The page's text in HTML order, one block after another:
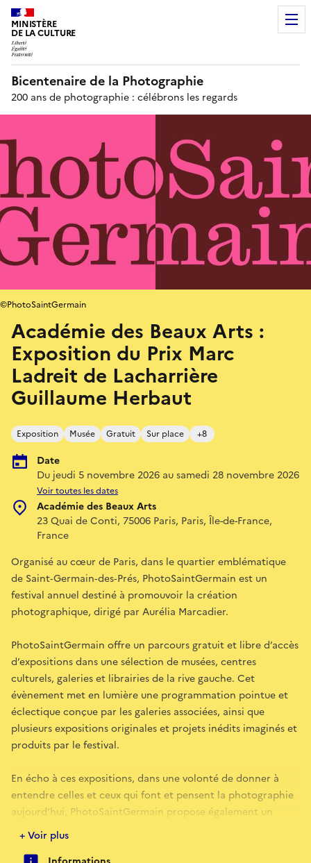
MINISTÈRE
DE LA CULTURE
Bicentenaire de la Photographie
200 ans de photographie : célébrons les regards
Académie des Beaux Arts :
Exposition du Prix Marc
Ladreit de Lacharrière
Guillaume Herbaut
Exposition Musée Gratuit Sur place +8
Date
Du jeudi 5 novembre 2026 au samedi 28 novembre 2026
Voir toutes les dates
Académie des Beaux Arts
23 Quai de Conti, 75006 Paris, Paris, Île-de-France,
France
©PhotoSaintGermain
Organisé au cœur de Paris, dans le quartier emblématique
de Saint‐Germain‐des‐Prés, PhotoSaintGermain est un
festival annuel destiné à promouvoir la création
photographique, dirigé par Aurélia Marcadier.
PhotoSaintGermain offre un parcours gratuit et libre d’accès
d’expositions dans une sélection de musées, centres
culturels, galeries et librairies de la rive gauche. Cet
évènement met en lumière une programmation pointue et
éclectique conçue par les galeries associées, ainsi que
plusieurs expositions originales et projets inédits imaginés et
produits par le festival.
En écho à ces expositions, dans une volonté de donner à
entendre celles et ceux qui font et pensent la photographie
aujourd’hui, PhotoSaintGermain propose également un
programme associé de rencontres, projections, signatures
qui réunit artistes, responsables de collections publiques,
+ Voir plus